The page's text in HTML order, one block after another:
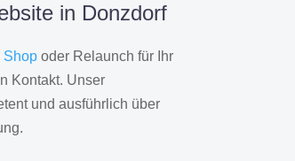
in Donzdorf
Shopoder Relaunch für Ihr
Kontakt. Unser
und ausführlich über